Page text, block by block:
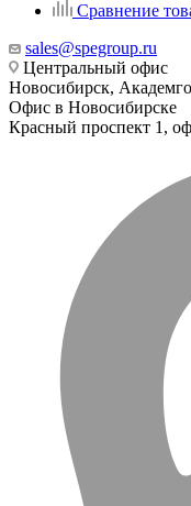
Сравнение
sales@spegroup.ru
Центральный офис
Новосибирск,
Офис в Новосибирске
Красный проспект 1,